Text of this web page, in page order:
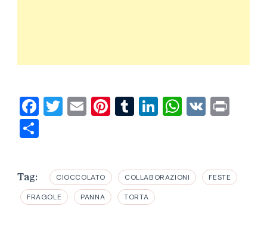
Facebook
Twitter
EmailPinterest
Tumblr
LinkedIn
VK
Tag: CIOCCOLATO COLLABORAZIONI FESTE
FRAGOLE PANNA TORTA